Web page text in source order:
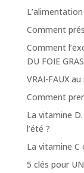
Comment
Comment
DU FOIE
VRAI-FAUX
Comment
La vitamine
l’été ?
La vitamine C
5 clés pour